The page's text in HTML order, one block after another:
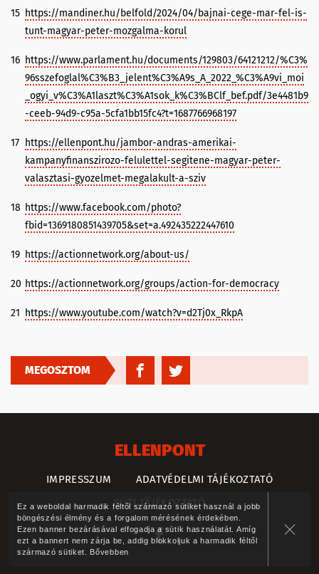
Ez a weboldal harmadik féltől származó sütiket használ a jobb
böngészési élmény és a forgalom mérésének érdekében.
Ezen banner bezárásával elfogadja a sütik használatát. Amíg
ezt a bannert nem zárja be, addig blokkoljuk a harmadik féltől
származó sütiket. Bővebben
15 https://mandiner.hu/belfold/2024/04/bajnai-cege-mar-fel-is-
tunt-magyar-peter-mozgalma-korul
16 https://www.parlament.hu/documents/129803/64121212/%C3%
96sszefoglal%C3%B3_jelent%C3%A9s_A_2022_%C3%A9vi_moi
_ogyi_v%C3%A1laszt%C3%A1sok_k%C3%BClf_bef.pdf/3e4481b9
-ceeb-94d9-c95a-5cfa1bb15fc4?t=1687766968197
17 https://ellenpont.hu/jambor-andras-amerikai-
kampanyfinanszirozo-felulettel-segitene-magyar-peter-
valasztasi-gyozelmet-megalakult-a-sziv
18 https://www.facebook.com/photo?
fbid=1369180851439705&set=a.492435222447610
19 https://actionnetwork.org/about-us/
20 https://actionnetwork.org/groups/action-for-democracy
21 https://www.youtube.com/watch?v=d2Tj0x_RkpA
MEGOSZTOM
ELLENPONT
IMPRESSZUM
ADATVÉDELMI TÁJÉKOZTATÓ
SÜTI TÁJÉKOZTATÓ